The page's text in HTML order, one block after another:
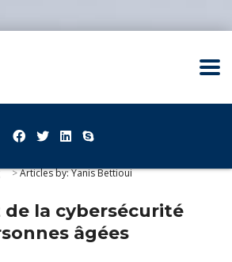
>Articles by: Yanis Bettioui
de la cybersécurité
âgées